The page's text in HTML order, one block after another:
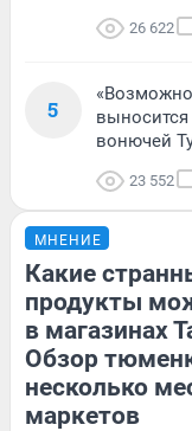
26 622
5
вонючей
23 552
МНЕНИЕ
Какие
продукты
в магазинах
Обзор
несколько
маркетов